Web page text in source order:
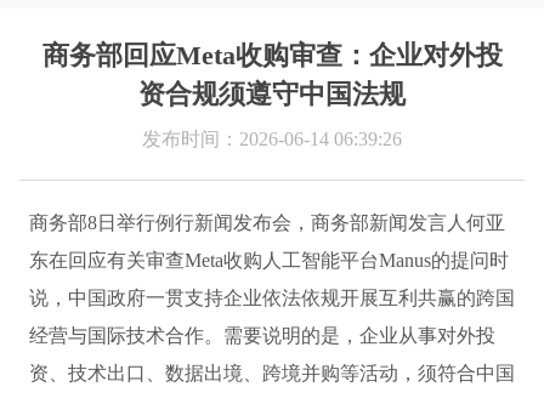
商务部回应Meta收购审查：企业对外投
资合规须遵守中国法规
发布时间：2026-06-14 06:39:26
商务部8日举行例行新闻发布会，商务部新闻发言人何亚
东在回应有关审查Meta收购人工智能平台Manus的提问时
说，中国政府一贯支持企业依法依规开展互利共赢的跨国
经营与国际技术合作。需要说明的是，企业从事对外投
资、技术出口、数据出境、跨境并购等活动，须符合中国